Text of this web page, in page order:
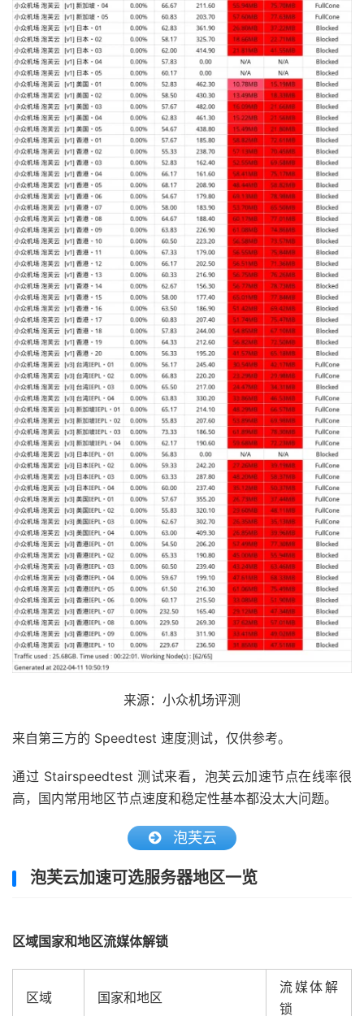
来源：小众机场评测
来自第三方的 Speedtest 速度测试，仅供参考。
通过 Stairspeedtest 测试来看，泡芙云加速节点在线率很
高，国内常用地区节点速度和稳定性基本都没太大问题。
泡芙云
泡芙云加速可选服务器地区一览
区域国家和地区流媒体解锁
区域 国家和地区
流媒体解
锁